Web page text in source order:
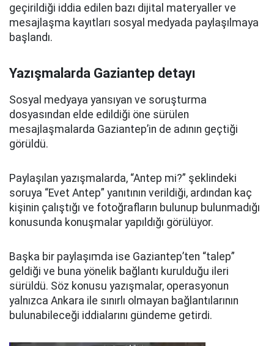
geçirildiği iddia edilen bazı dijital materyaller ve
mesajlaşma kayıtları sosyal medyada paylaşılmaya
başlandı.
Yazışmalarda Gaziantep detayı
Sosyal medyaya yansıyan ve soruşturma
dosyasından elde edildiği öne sürülen
mesajlaşmalarda Gaziantep’in de adının geçtiği
görüldü.
Paylaşılan yazışmalarda, “Antep mi?” şeklindeki
soruya “Evet Antep” yanıtının verildiği, ardından kaç
kişinin çalıştığı ve fotoğrafların bulunup bulunmadığı
konusunda konuşmalar yapıldığı görülüyor.
Başka bir paylaşımda ise Gaziantep’ten “talep”
geldiği ve buna yönelik bağlantı kurulduğu ileri
sürüldü. Söz konusu yazışmalar, operasyonun
yalnızca Ankara ile sınırlı olmayan bağlantılarının
bulunabileceği iddialarını gündeme getirdi.